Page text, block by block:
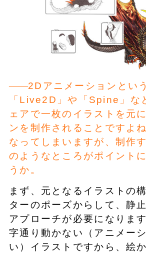
2Dアニメーションとい
「Live2D」や「Spine」な
ェアで一枚のイラストを元
ンを制作されることですよ
なってしまいますが、制作
のようなところがポイント
うか。
まず、元となるイラストの
ターのポーズからして、静
アプローチが必要になりま
字通り動かない（アニメー
い）イラストですから、絵